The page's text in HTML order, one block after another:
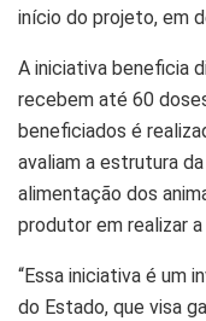
início do projeto, em
A iniciativa beneficia
recebem até 60
beneficiados é
avaliam a estrutura
alimentação dos
produtor em realizar
“Essa iniciativa é um
do Estado, que visa